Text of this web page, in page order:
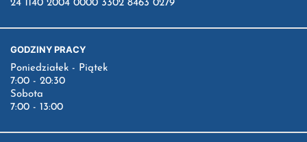
24 1140 2004 0000 3302 8463 0279
GODZINY PRACY
Poniedziałek - Piątek
7:00 - 20:30
Sobota
7:00 - 13:00